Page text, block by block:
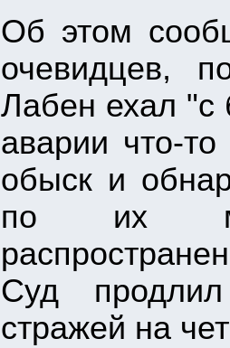
Об этом
очевидцев,
Лабен ехал "с
аварии что-
обыск и
по их
Суд
стражей на